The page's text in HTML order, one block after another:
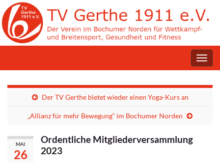
Der TV Gerthe bietet wieder einen Yoga-Kurs an
„Allianz für mehr Bewegung“ im Bochumer Norden
MAI
26
Ordentliche Mitgliederversammlung
2023